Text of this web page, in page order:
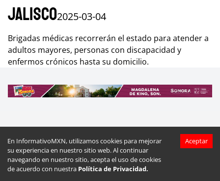
En InformativoMXN, utilizamos cookies para mejorar
su experiencia en nuestro sitio web. Al continuar
navegando en nuestro sitio, acepta el uso de cookies
de acuerdo con nuestra Política de Privacidad.
Aceptar
Jalisco2025-03-04
Brigadas médicas recorrerán el estado para atender a
adultos mayores, personas con discapacidad y
enfermos crónicos hasta su domicilio.